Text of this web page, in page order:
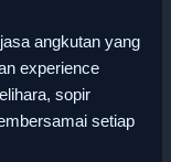
angkutan yang
experience
sopir
setiap